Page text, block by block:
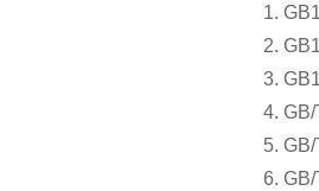
1.
2.
3.
4.
5.
6.